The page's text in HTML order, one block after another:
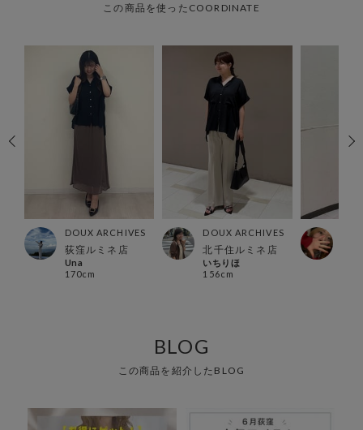
この商品を使ったCOORDINATE
DOUX ARCHIVES
荻窪ルミネ店
Una
170cm
DOUX ARCHIVES
北千住ルミネ店
いちりほ
156cm
BLOG
この商品を紹介したBLOG